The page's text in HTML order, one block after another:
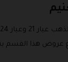
عروض هذا القسم